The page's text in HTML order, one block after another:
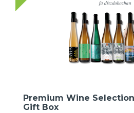
Premium Wine
Gift Box